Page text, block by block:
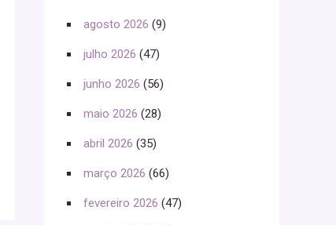
agosto 2026 (9)
julho 2026 (47)
junho 2026 (56)
maio 2026 (28)
abril 2026 (35)
março 2026 (66)
fevereiro 2026 (47)